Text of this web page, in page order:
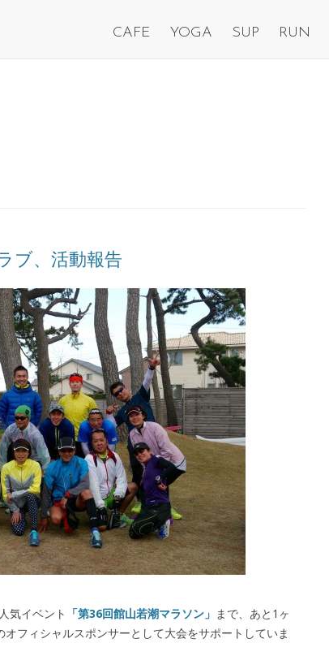
CAFE YOGA SUP RUN
ブ、活動報告
気イベント 「第36回館山若潮マラソン」 まで、あと1ヶ
オフィシャルスポンサーとして大会をサポートしていま